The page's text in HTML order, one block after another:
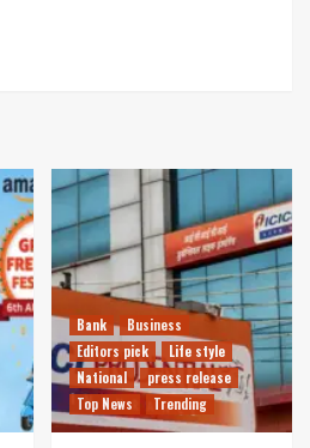
Bank
Business
Editors pick
Life style
National
press release
Top News
Trending